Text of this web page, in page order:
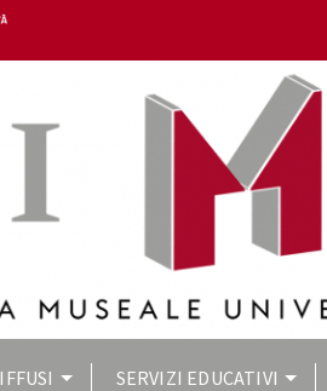
SERVIZI EDUCATIVI